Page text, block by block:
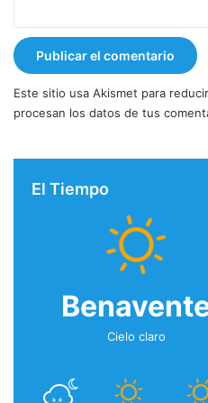
Este sitio usa Akismet para
procesan los datos de tus
El Tiempo
Cielo claro